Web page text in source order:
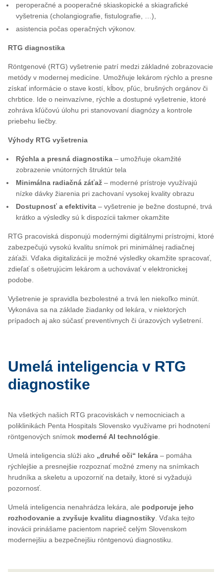
peroperačné a pooperačné skiaskopické a skiagrafické
vyšetrenia (cholangiografie, fistulografie, …),
asistencia počas operačných výkonov.
RTG diagnostika
Röntgenové (RTG) vyšetrenie patrí medzi základné zobrazovacie
metódy v modernej medicíne. Umožňuje lekárom rýchlo a presne
získať informácie o stave kostí, kĺbov, pľúc, brušných orgánov či
chrbtice. Ide o neinvazívne, rýchle a dostupné vyšetrenie, ktoré
zohráva kľúčovú úlohu pri stanovovaní diagnózy a kontrole
priebehu liečby.
Výhody RTG vyšetrenia
Rýchla a presná diagnostika – umožňuje okamžité
zobrazenie vnútorných štruktúr tela
Minimálna radiačná záťaž – moderné prístroje využívajú
nízke dávky žiarenia pri zachovaní vysokej kvality obrazu
Dostupnosť a efektivita – vyšetrenie je bežne dostupné, trvá
krátko a výsledky sú k dispozícii takmer okamžite
RTG pracoviská disponujú modernými digitálnymi prístrojmi, ktoré
zabezpečujú vysokú kvalitu snímok pri minimálnej radiačnej
záťaži. Vďaka digitalizácii je možné výsledky okamžite spracovať,
zdieľať s ošetrujúcim lekárom a uchovávať v elektronickej
podobe.
Vyšetrenie je spravidla bezbolestné a trvá len niekoľko minút.
Vykonáva sa na základe žiadanky od lekára, v niektorých
prípadoch aj ako súčasť preventívnych či úrazových vyšetrení.
Umelá inteligencia v RTG
diagnostike
Na všetkých našich RTG pracoviskách v nemocniciach a
poliklinikách Penta Hospitals Slovensko využívame pri hodnotení
röntgenových snímok moderné AI technológie
Umelá inteligencia slúži ako „druhé oči“ lekára – pomáha
rýchlejšie a presnejšie rozpoznať možné zmeny na snímkach
hrudníka a skeletu a upozorniť na detaily, ktoré si vyžadujú
pozornosť.
Umelá inteligencia nenahrádza lekára, ale podporuje jeho
rozhodovanie a zvyšuje kvalitu diagnostiky . Vďaka tejto
inovácii prinášame pacientom naprieč celým Slovenskom
modernejšiu a bezpečnejšiu röntgenovú diagnostiku.